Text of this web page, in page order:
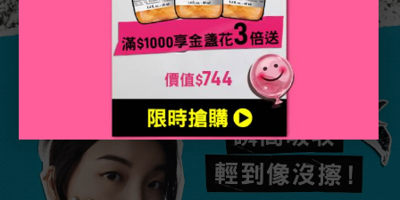
NEW！質地升級！
瞬間吸收
輕到像沒擦！​